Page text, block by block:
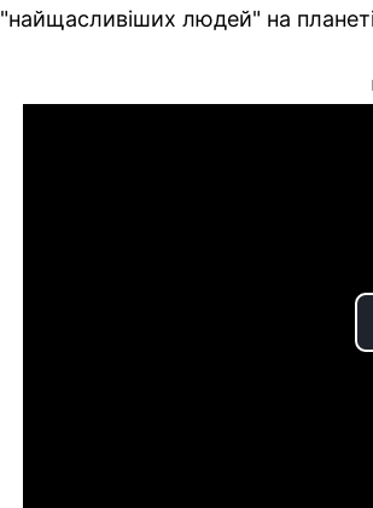
"найщасливіших людей" на